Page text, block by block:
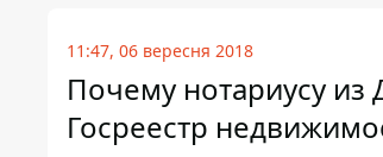
11:47, 06 вересня 2018
Почему нотариусу
Госреестр